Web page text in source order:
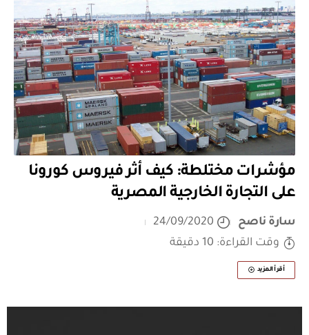
مؤشرات مختلطة: كيف أثر فيروس كورونا
على التجارة الخارجية المصرية
سارة ناصح
24/09/2020
وقت القراءة: 10 دقيقة
أقرأ المزيد